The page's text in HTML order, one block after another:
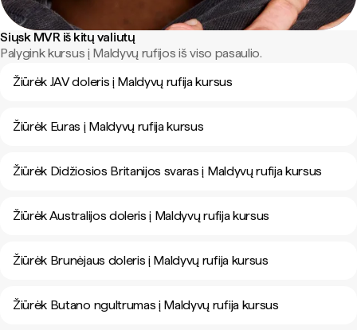
Siųsk MVR iš kitų valiutų
Palygink kursus į Maldyvų rufijos iš viso pasaulio.
Žiūrėk JAV doleris į Maldyvų rufija kursus
Žiūrėk Euras į Maldyvų rufija kursus
Žiūrėk Didžiosios Britanijos svaras į Maldyvų rufija kursus
Žiūrėk Australijos doleris į Maldyvų rufija kursus
Žiūrėk Brunėjaus doleris į Maldyvų rufija kursus
Žiūrėk Butano ngultrumas į Maldyvų rufija kursus